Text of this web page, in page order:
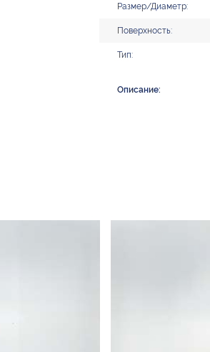
Размер/Диаметр:
Поверхность:
Тип:
Описание: